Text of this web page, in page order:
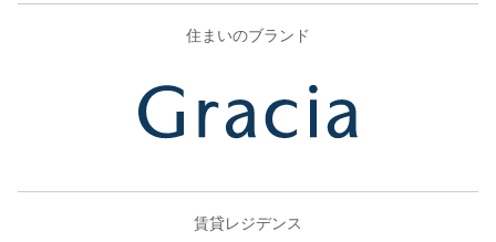
住まいのブランド
賃貸レジデンス